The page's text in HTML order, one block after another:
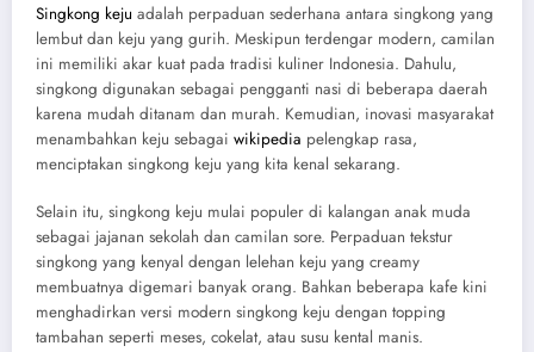
Singkong keju adalah perpaduan sederhana antara singkong yang
lembut dan keju yang gurih. Meskipun terdengar modern, camilan
ini memiliki akar kuat pada tradisi kuliner Indonesia. Dahulu,
singkong digunakan sebagai pengganti nasi di beberapa daerah
karena mudah ditanam dan murah. Kemudian, inovasi masyarakat
menambahkan keju sebagai wikipedia pelengkap rasa,
menciptakan singkong keju yang kita kenal sekarang.
Selain itu, singkong keju mulai populer di kalangan anak muda
sebagai jajanan sekolah dan camilan sore. Perpaduan tekstur
singkong yang kenyal dengan lelehan keju yang creamy
membuatnya digemari banyak orang. Bahkan beberapa kafe kini
menghadirkan versi modern singkong keju dengan topping
tambahan seperti meses, cokelat, atau susu kental manis.